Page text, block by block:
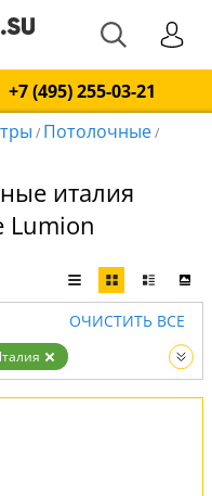
+7 (495) 255-03-21
/ Потолочные/
италия
Lumion
ОЧИСТИТЬ ВСЕ